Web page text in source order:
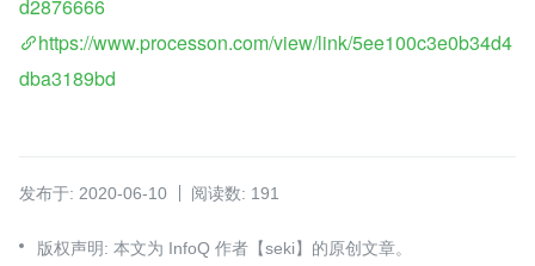
d2876666
https://www.processon.com/view/link/5ee100c3e0b34d4
dba3189bd
发布于: 2020-06-10 阅读数: 191
版权声明: 本文为 InfoQ 作者【seki】的原创文章。